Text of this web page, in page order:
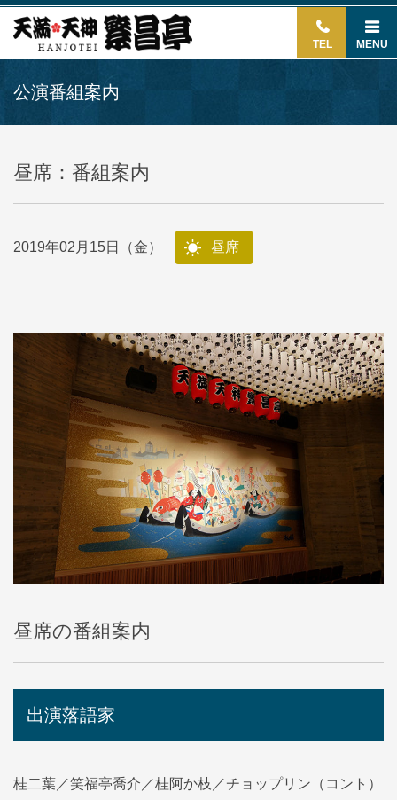
TEL MENU
公演番組案内
昼席：番組案内
2019年02月15日（金） 昼席
昼席の番組案内
出演落語家
桂二葉／笑福亭喬介／桂阿か枝／チョップリン（コント）